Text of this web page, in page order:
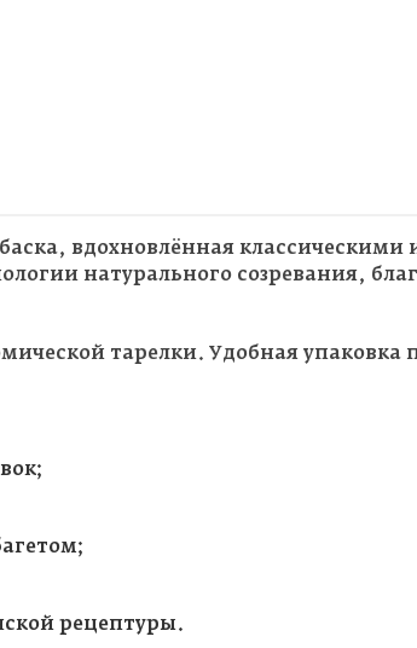
вдохновлённая
натурального созревания,
тарелки. Удобная упаковка
рецептуры.